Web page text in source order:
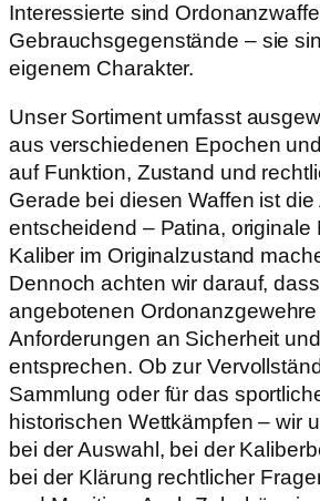
Interessierte sind
Gebrauchsgegenstände – sie
eigenem Charakter.
Unser Sortiment umfasst
aus verschiedenen Epochen
auf Funktion, Zustand und
Gerade bei diesen Waffen ist die
entscheidend – Patina, originale
Kaliber im Originalzustand
Dennoch achten wir darauf,
angebotenen
Anforderungen an Sicherheit
entsprechen. Ob zur
Sammlung oder für das
historischen Wettkämpfen – wir
bei der Auswahl, bei der
bei der Klärung rechtlicher